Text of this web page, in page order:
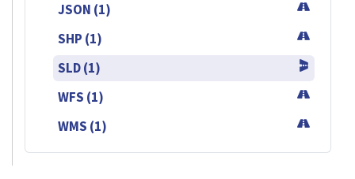
JSON (1)
SHP (1)
SLD (1)
WFS (1)
WMS (1)